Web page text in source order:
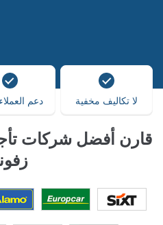
لا تكاليف مخفية دعم العملاء 24/7
قارن أفضل شركات